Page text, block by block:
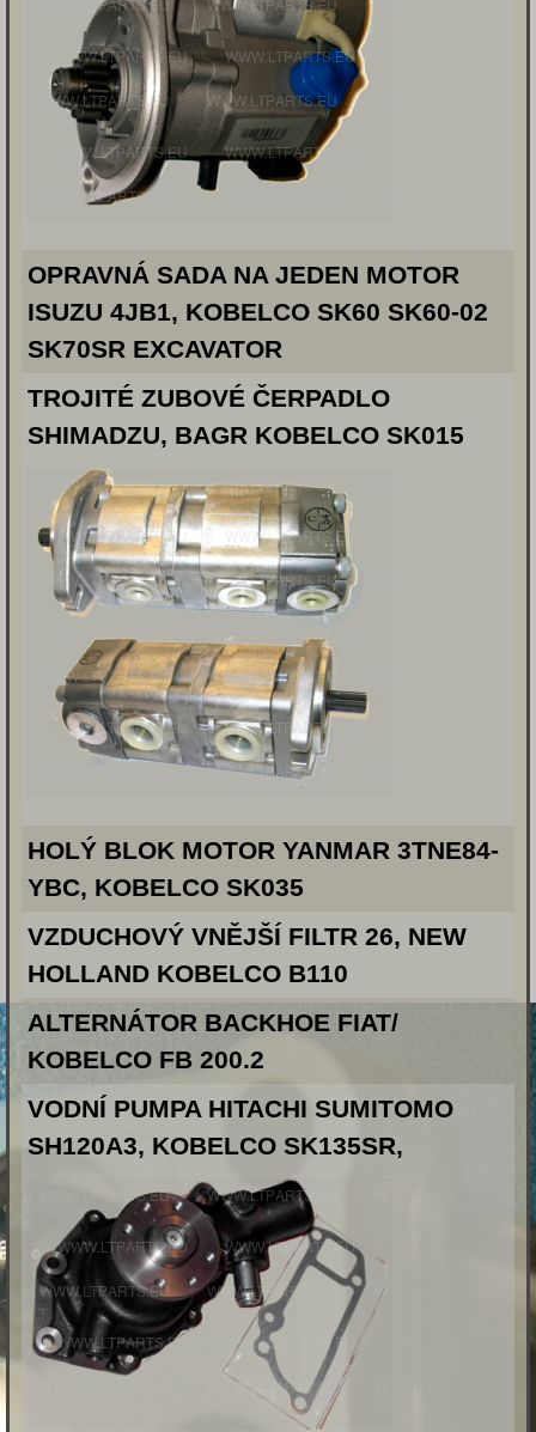
OPRAVNÁ SADA NA JEDEN MOTOR
ISUZU 4JB1, KOBELCO SK60 SK60-02
SK70SR EXCAVATOR
TROJITÉ ZUBOVÉ ČERPADLO
SHIMADZU, BAGR KOBELCO SK015
HOLÝ BLOK MOTOR YANMAR 3TNE84-
YBC, KOBELCO SK035
VZDUCHOVÝ VNĚJŠÍ FILTR 26, NEW
HOLLAND KOBELCO B110
ALTERNÁTOR BACKHOE FIAT/
KOBELCO FB 200.2
VODNÍ PUMPA HITACHI SUMITOMO
SH120A3, KOBELCO SK135SR,